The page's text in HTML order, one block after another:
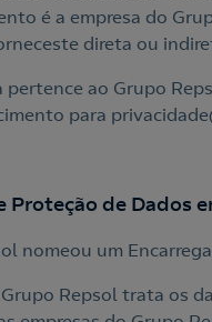
é a empresa do
direta ou
pertence ao Grupo
para
Proteção de Dados
nomeou um
Repsol trata os